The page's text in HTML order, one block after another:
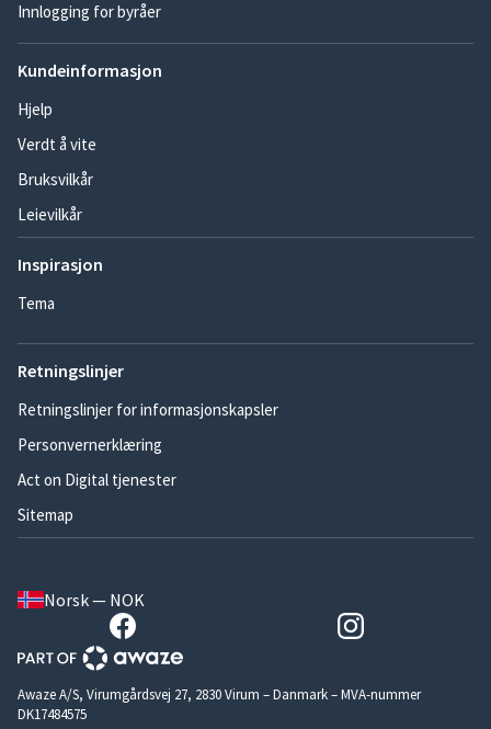
Innlogging for byråer
Kundeinformasjon
Hjelp
Verdt å vite
Bruksvilkår
Leievilkår
Inspirasjon
Tema
Retningslinjer
Retningslinjer for informasjonskapsler
Personvernerklæring
Act on Digital tjenester
Sitemap
Norsk — NOK
Awaze A/S, Virumgårdsvej 27, 2830 Virum – Danmark – MVA-nummer
DK17484575